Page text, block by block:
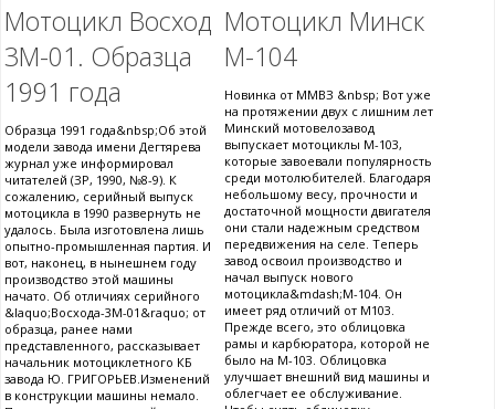
Мотоцикл Восход
3М-01. Образца
1991 года
Образца 1991 года&nbsp;Об этой
модели завода имени Дегтярева
журнал уже информировал
читателей (ЗР, 1990, №8-9). К
сожалению, серийный выпуск
мотоцикла в 1990 развернуть не
удалось. Была изготовлена лишь
опытно-промышленная партия. И
вот, наконец, в нынешнем году
производство этой машины
начато. Об отличиях серийного
&laquo;Восхода-3М-01&raquo; от
образца, ранее нами
представленного, рассказывает
начальник мотоциклетного КБ
завода Ю. ГРИГОРЬЕВ.Изменений
в конструкции машины немало.
Мотоцикл Минск
М-104
Новинка от ММВЗ &nbsp; Вот уже
на протяжении двух с лишним лет
Минский мотовелозавод
выпускает мотоциклы М-103,
которые завоевали популярность
среди мотолюбителей. Благодаря
небольшому весу, прочности и
достаточной мощности двигателя
они стали надежным средством
передвижения на селе. Теперь
завод освоил производство и
начал выпуск нового
мотоцикла&mdash;М-104. Он
имеет ряд отличий от M103.
Прежде всего, это облицовка
рамы и карбюратора, которой не
было на М-103. Облицовка
улучшает внешний вид машины и
облегчает ее обслуживание.